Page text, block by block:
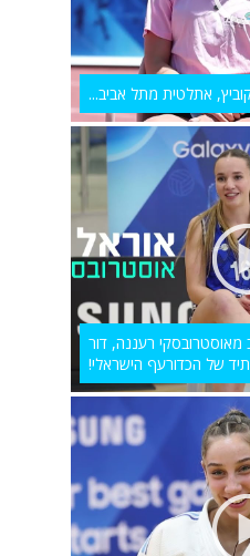
אתלטית מתל אביב...
מאוסטרובסקי רעננה, דור
של הכדורעף הישראלי!